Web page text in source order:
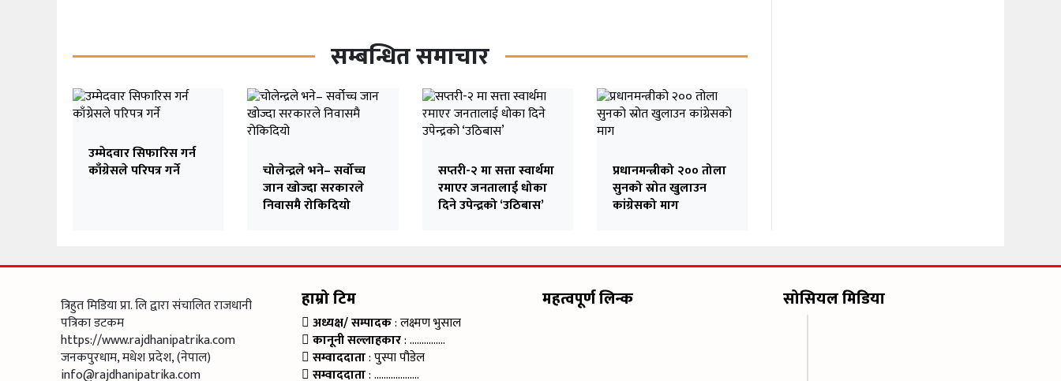
सम्बन्धित समाचार
उम्मेदवार सिफारिस गर्न
काँग्रेसले परिपत्र गर्ने
चोलेन्द्रले भने– सर्वोच्च
जान खोज्दा सरकारले
निवासमै रोकिदियो
सप्तरी-२ मा सत्ता स्वार्थमा
रमाएर जनतालाई धोका
दिने उपेन्द्रको ‘उठिबास’
प्रधानमन्त्रीको २०० तोला
सुनको स्रोत खुलाउन
कांग्रेसको माग
त्रिहुत मिडिया प्रा. लि द्वारा संचालित राजधानी
पत्रिका डटकम
https://www.rajdhanipatrika.com
जनकपुरधाम, मधेश प्रदेश, (नेपाल)
info@rajdhanipatrika.com
हाम्रो टिम
अध्यक्ष/ सम्पादक: लक्ष्मण भुसाल
कानूनी सल्लाहकार: ……………
सम्वाददाता: पुस्पा पौडेल
सम्वाददाता: ……………….
महत्वपूर्ण लिन्क सोसियल मिडिया